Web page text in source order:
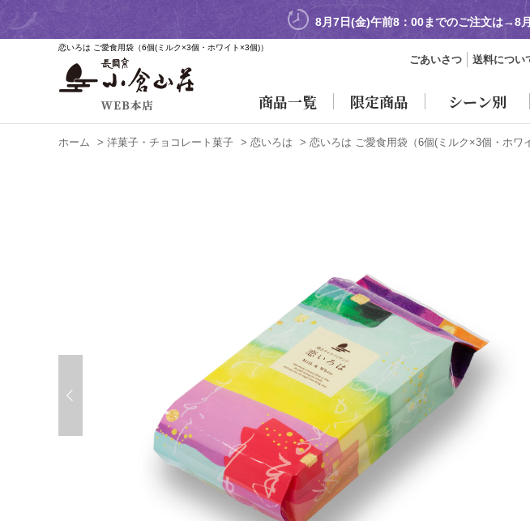
恋いろは ご愛食用袋 （6個(ミルク×3個・ホワイト×3個)）
8月7日(金)午前8：00までのご注文は→8
ごあいさつ 送料につい
商品一覧 限定商品 シーン別
ホーム > 洋菓子・チョコレート菓子 > 恋いろは > 恋いろは ご愛食用袋 （6個(ミルク×3個・ホワ